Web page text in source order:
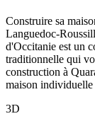
Construire sa
Languedoc-
d'Occitanie est un
traditionnelle qui
construction à
maison individuelle
3D